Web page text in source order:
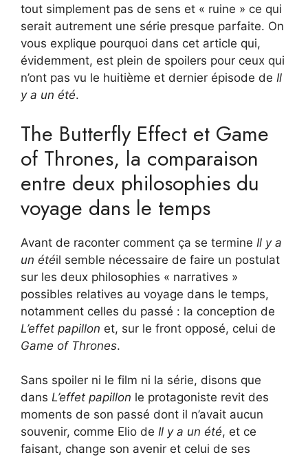
tout simplement pas de sens et « ruine » ce qui
serait autrement une série presque parfaite. On
vous explique pourquoi dans cet article qui,
évidemment, est plein de spoilers pour ceux qui
n’ont pas vu le huitième et dernier épisode de Il
y a un été.
The Butterfly Effect et Game
of Thrones, la comparaison
entre deux philosophies du
voyage dans le temps
Avant de raconter comment ça se termine Il y a
un étéil semble nécessaire de faire un postulat
sur les deux philosophies « narratives »
possibles relatives au voyage dans le temps,
notamment celles du passé : la conception de
L’effet papillon et, sur le front opposé, celui de
Game of Thrones.
Sans spoiler ni le film ni la série, disons que
dans L’effet papillon le protagoniste revit des
moments de son passé dont il n’avait aucun
souvenir, comme Elio de Il y a un été, et ce
faisant, change son avenir et celui de ses